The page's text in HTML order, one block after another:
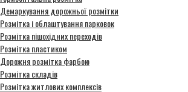
Демаркування дорожньої розмітки
Розмітка і облаштування парковок
Розмітка пішохідних переходів
Розмітка пластиком
Дорожня розмітка фарбою
Розмітка складів
Розмітка житлових комплексів